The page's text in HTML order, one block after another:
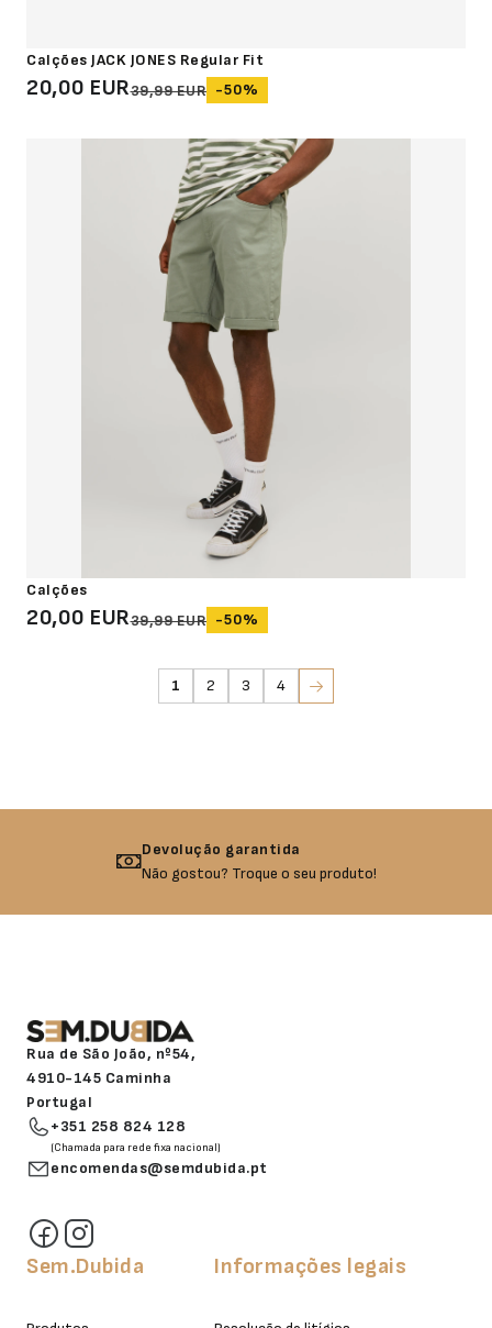
Calções JACK JONES Regular Fit
20,00 EUR39,99 EUR -50%
Calções
20,00 EUR39,99 EUR -50%
1 2 3 4
Devolução garantida
Não gostou? Troque o seu produto!
Rua de São João, nº54,
4910-145 Caminha
Portugal
+351 258 824 128
(Chamada para rede fixa nacional)
encomendas@semdubida.pt
Sem.Dubida Informações legais